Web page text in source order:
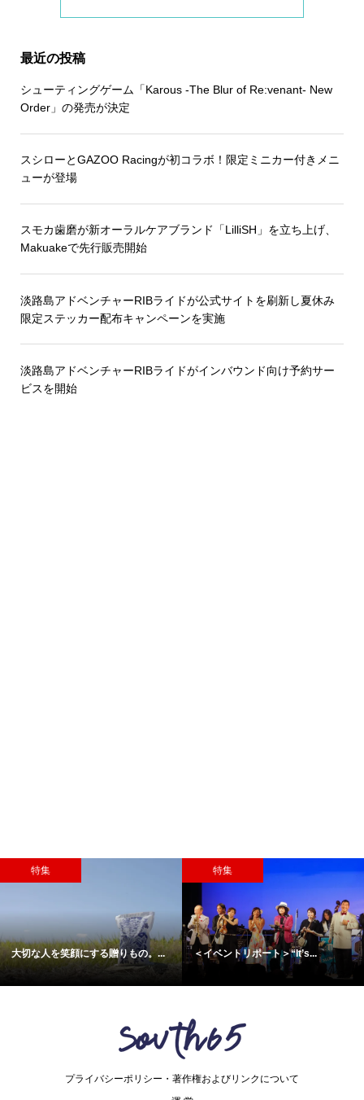
最近の投稿
シューティングゲーム「Karous -The Blur of Re:venant- New
Order」の発売が決定
スシローとGAZOO Racingが初コラボ！限定ミニカー付きメニ
ューが登場
スモカ歯磨が新オーラルケアブランド「LilliSH」を立ち上げ、
Makuakeで先行販売開始
淡路島アドベンチャーRIBライドが公式サイトを刷新し夏休み
限定ステッカー配布キャンペーンを実施
淡路島アドベンチャーRIBライドがインバウンド向け予約サー
ビスを開始
ポート＞“It’s... 〈コラム〉祝100周年! お母さんの...
おすす
歴史を感
プライバシーポリシー・著作権およびリンクについて